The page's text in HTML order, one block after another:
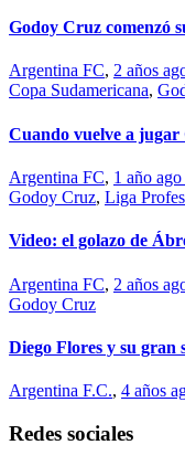
Godoy Cruz comenzó
Argentina FC, 2 años
Copa Sudamericana,
Cuando vuelve a jugar
Argentina FC, 1 año ago
Godoy Cruz, Liga
Video: el golazo de
Argentina FC, 2 años
Godoy Cruz
Diego Flores y su gran
Argentina F.C., 4 años
Redes sociales